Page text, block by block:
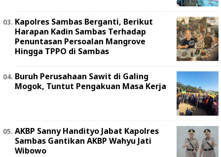
Kapolres Sambas Berganti, Berikut
Harapan Kadin Sambas Terhadap
Penuntasan Persoalan Mangrove
Hingga TPPO di Sambas
Buruh Perusahaan Sawit di Galing
Mogok, Tuntut Pengakuan Masa Kerja
AKBP Sanny Handityo Jabat Kapolres
Sambas Gantikan AKBP Wahyu Jati
Wibowo